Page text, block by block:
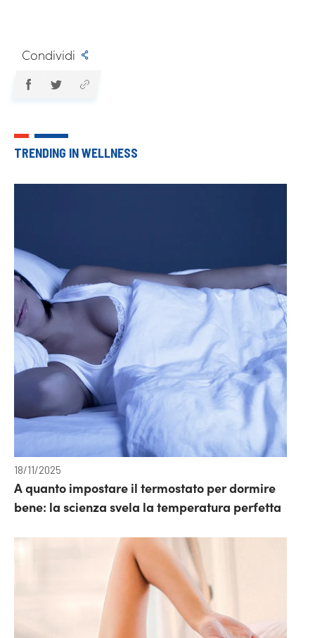
Condividi
TRENDING IN WELLNESS
18/11/2025
A quanto impostare il termostato per dormire
bene: la scienza svela la temperatura perfetta